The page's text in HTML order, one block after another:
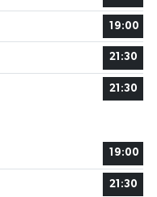
19:00
21:30
21:30
19:00
21:30